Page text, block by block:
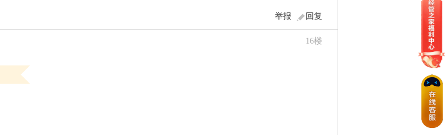
回复
举报
16楼